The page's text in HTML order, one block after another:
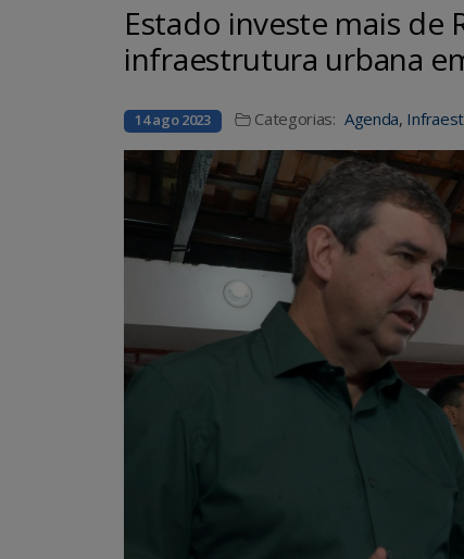
Estado investe mais de
infraestrutura urbana
14 ago 2023 Categorias: Agenda,